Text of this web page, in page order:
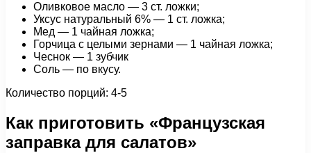
Оливковое масло — 3 ст. ложки;
Уксус натуральный 6% — 1 ст. ложка;
Мед — 1 чайная ложка;
Горчица с целыми зернами — 1 чайная ложка;
Чеснок — 1 зубчик
Соль — по вкусу.
Количество порций: 4-5
Как приготовить «Французская
заправка для салатов»